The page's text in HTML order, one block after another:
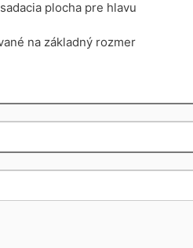
plocha pre hlavu
na základný rozmer